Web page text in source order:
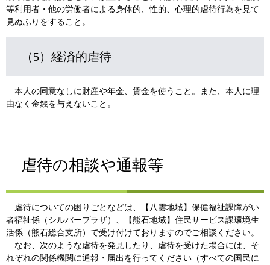
等利用者・他の労働者による身体的、性的、心理的虐待行為を見て
見ぬふりをすること。
（5）経済的虐待
本人の同意なしに財産や年金、賃金を使うこと。また、本人に理
由なく金銭を与えないこと。
虐待の相談や通報等
虐待についての困りごとなどは、【八雲地域】保健福祉課障がい
者福祉係（シルバープラザ）、【熊石地域】住民サービス課環境生
活係（熊石総合支所）で受け付けておりますのでご相談ください。
なお、次のような虐待を発見したり、虐待を受けた場合には、そ
れぞれの関係機関に通報・届出を行ってください（すべての国民に